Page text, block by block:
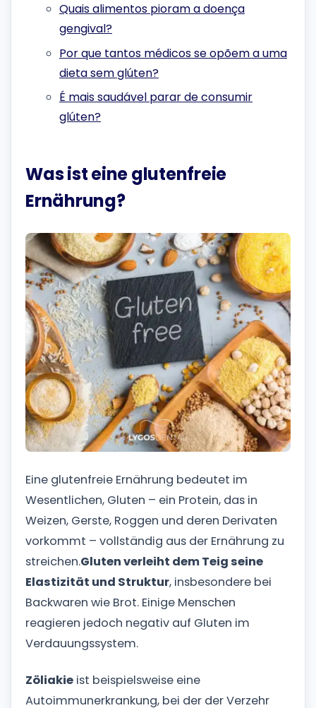
Quais alimentos pioram a doença
gengival?
Por que tantos médicos se opõem a uma
dieta sem glúten?
É mais saudável parar de consumir
glúten?
Was ist eine glutenfreie
Ernährung?
Eine glutenfreie Ernährung bedeutet im
Wesentlichen, Gluten – ein Protein, das in
Weizen, Gerste, Roggen und deren Derivaten
vorkommt – vollständig aus der Ernährung zu
streichen.Gluten verleiht dem Teig seine
Elastizität und Struktur, insbesondere bei
Backwaren wie Brot. Einige Menschen
reagieren jedoch negativ auf Gluten im
Verdauungssystem.
Zöliakie ist beispielsweise eine
Autoimmunerkrankung, bei der der Verzehr